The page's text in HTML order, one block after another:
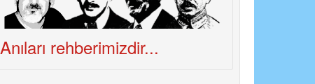
Anıları rehberimizdir...